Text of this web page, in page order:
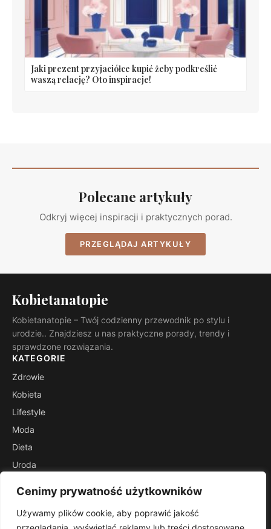
Cenimy prywatność użytkowników
Używamy plików cookie, aby poprawić jakość
Jaki prezent przyjaciółce kupić żeby podkreślić
waszą relację? Oto inspiracje!
Polecane artykuły
Odkryj więcej inspiracji i praktycznych porad.
PRZEGLĄDAJ ARTYKUŁY
Kobietanatopie
Kobietanatopie – Twój codzienny przewodnik po stylu i
urodzie.. Znajdziesz u nas praktyczne porady, trendy i
sprawdzone rozwiązania.
KATEGORIE
Zdrowie
Kobieta
Lifestyle
Moda
Dieta
Uroda
INFORMACJE